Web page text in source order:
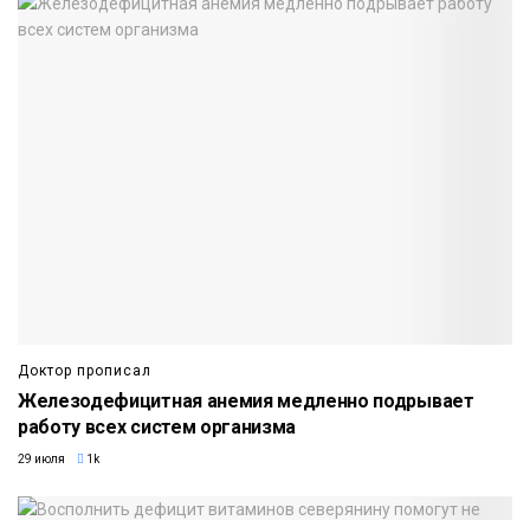
Доктор прописал
Железодефицитная анемия медленно подрывает
работу всех систем организма
29 июля 1k